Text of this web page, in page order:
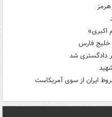
دادگستری شد
ایران از سوی آمریکاست